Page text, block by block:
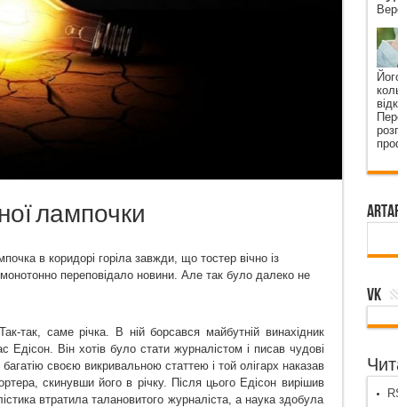
лампочки
в коридорі горіла завжди, що тостер вічно із
переповідало новини. Але так було далеко не
так, саме річка. В ній борсався майбутній винахідник
Він хотів було стати журналістом і писав чудові
своєю викривальною статтею і той олігарх наказав
скинувши його в річку. Після цього Едісон вирішив
втратила талановитого журналіста, а наука здобула
VK